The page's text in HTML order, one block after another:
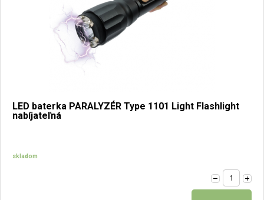
LED baterka PARALYZÉR Type 1101 Light Flashlight
nabíjateľná
skladom